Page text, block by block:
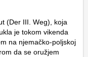
(Der III. Weg), koja
je tokom vikenda
na njemačko-poljskoj
da se oružjem